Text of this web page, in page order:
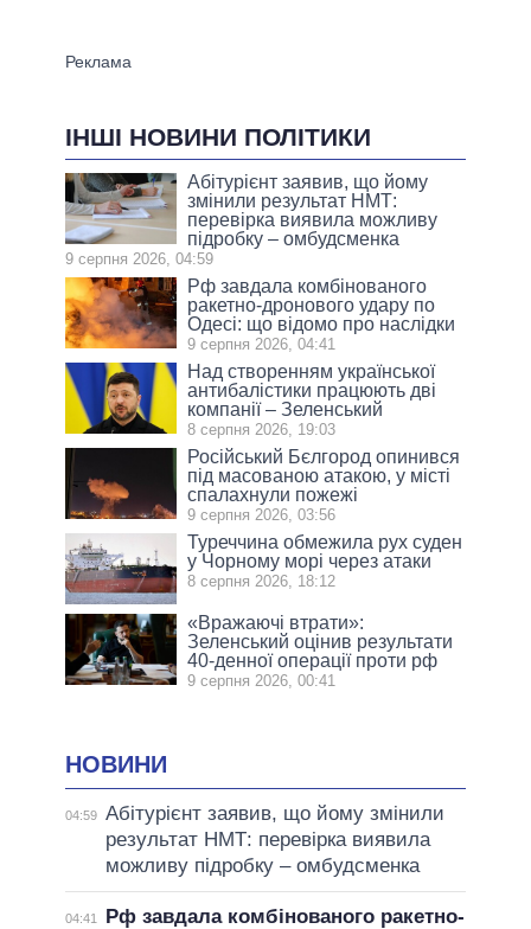
ІНШІ НОВИНИ ПОЛІТИКИ
Абітурієнт заявив, що йому
змінили результат НМТ:
перевірка виявила можливу
підробку – омбудсменка
9 серпня 2026, 04:59
Рф завдала комбінованого
ракетно-дронового удару по
Одесі: що відомо про наслідки
9 серпня 2026, 04:41
Над створенням української
антибалістики працюють дві
компанії – Зеленський
8 серпня 2026, 19:03
Російський Бєлгород опинився
під масованою атакою, у місті
спалахнули пожежі
9 серпня 2026, 03:56
Туреччина обмежила рух суден
у Чорному морі через атаки
8 серпня 2026, 18:12
«Вражаючі втрати»:
Зеленський оцінив результати
40-денної операції проти рф
9 серпня 2026, 00:41
НОВИНИ
04:59 Абітурієнт заявив, що йому змінили
результат НМТ: перевірка виявила
можливу підробку – омбудсменка
04:41
Рф завдала комбінованого ракетно-